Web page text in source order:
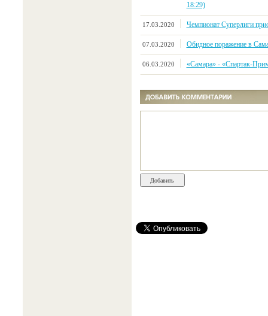
18:29)
17.03.2020 Чемпионат Суперлиги
07.03.2020 Обидное поражение в
06.03.2020 «Самара» - «Спартак-